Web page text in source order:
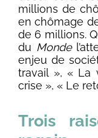
millions de
en chômage
de 6 millions.
du Monde
enjeu de
travail », « La
crise », « Le
Trois